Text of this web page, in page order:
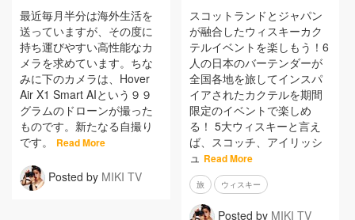
最近毎月半分は海外生活を
送っていますが、その度に
持ち運びやすい高性能なカ
メラを求めています。ちな
みに下のカメラは、Hover
Air X1 Smart AIという９９
グラムのドローンが撮った
ものです。新たなる自撮り
です。
Read More
Posted by MIKI TV
スコットランドとジャパン
が融合したウィスキーカク
テルイベントを楽しもう！6
人の日本のバーテンダーが
全国各地を旅してインスパ
イアされたカクテルを期間
限定のイベントで楽しめ
る！ 5大ウィスキーと言え
ば、スコッチ、アイリッシ
ュ Read More
旅 ウィスキー
Posted by MIKI TV